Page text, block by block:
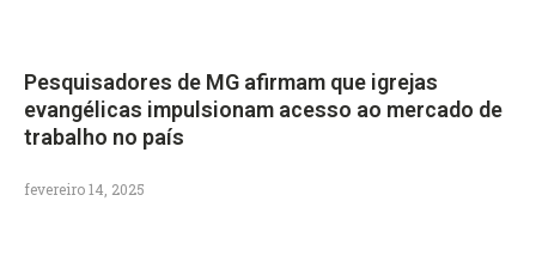
Pesquisadores de MG afirmam que igrejas
evangélicas impulsionam acesso ao mercado de
trabalho no país
fevereiro 14, 2025